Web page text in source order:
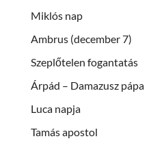
Miklós nap
Ambrus (december 7)
Szeplőtelen fogantatás
Árpád – Damazusz pápa
Luca napja
Tamás apostol